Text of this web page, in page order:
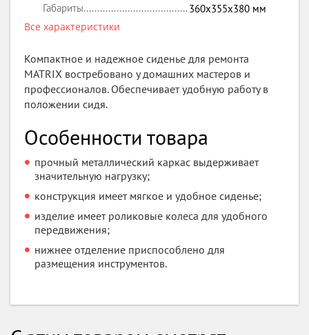
Габариты 360х355х380 мм
Все характеристики
Компактное и надежное сиденье для ремонта
MATRIX востребовано у домашних мастеров и
профессионалов. Обеспечивает удобную работу в
положении сидя.
Особенности товара
прочный металлический каркас выдерживает
значительную нагрузку;
конструкция имеет мягкое и удобное сиденье;
изделие имеет роликовые колеса для удобного
передвижения;
нижнее отделение приспособлено для
размещения инструментов.